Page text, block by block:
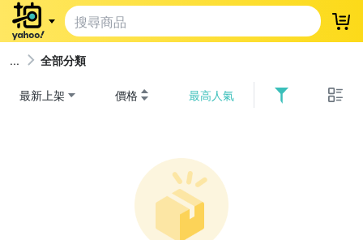
登
全部分類
最新上架 價格 最高人氣